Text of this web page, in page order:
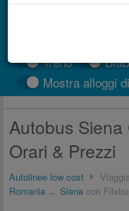
Treno
Mostra alloggi
Autobus
Orari & Prezzi
Autolinee low cost
Romania ↔ Siena con